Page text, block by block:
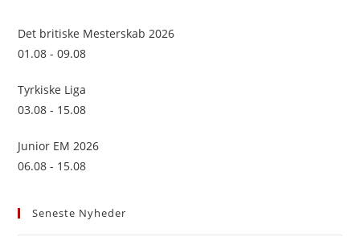
Det britiske Mesterskab 2026
01.08 - 09.08
Tyrkiske Liga
03.08 - 15.08
Junior EM 2026
06.08 - 15.08
Seneste Nyheder